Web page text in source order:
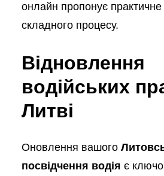
онлайн пропонує
складного процесу.
Відновлення
водійських
Литві
Оновлення вашого
посвідчення водія є